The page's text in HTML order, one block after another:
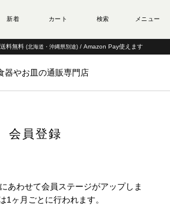
料無料 (北海道・沖縄県別途) / Amazon Pay使えます
器やお皿の通販専門店
会員登録
あわせて会員ステージがアップしま
1ヶ月ごとに行われます。